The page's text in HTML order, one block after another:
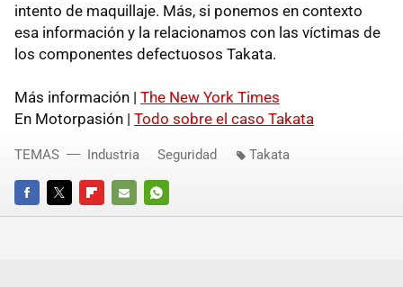
intento de maquillaje. Más, si ponemos en contexto
esa información y la relacionamos con las víctimas de
los componentes defectuosos Takata.
Más información | The New York Times
En Motorpasión | Todo sobre el caso Takata
FACEBOOKTWITTERFLIPBOARD
E-
WHATSAPP
TEMAS Industria Seguridad Takata